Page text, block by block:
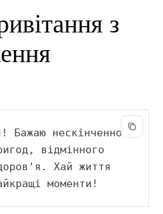
з
Бажаю нескінченної
відмінного
Хай життя
моменти!